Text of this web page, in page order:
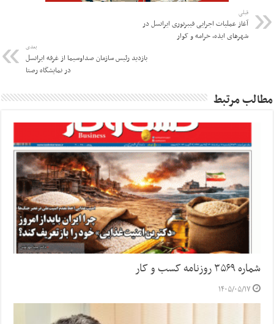
قبلی
آغاز عملیات اجرایی فیبرنوری ایرانسل در
شهرهای ایذه، خرامه و کوار
بعدی
بازدید رئیس سازمان صداوسیما از غرفه ایرانسل
در نمایشگاه رصتا
مطالب مرتبط
شماره ۳۵۶۹ روزنامه کسب و کار
۱۴۰۵/۰۵/۱۷